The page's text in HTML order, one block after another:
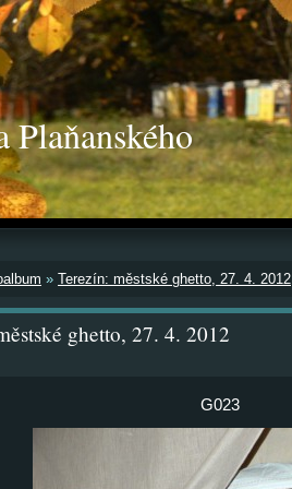
Plaňanského
» Terezín: městské ghetto, 27. 4. 2012
ghetto, 27. 4. 2012
G023